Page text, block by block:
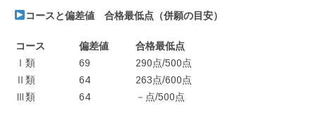
コースと偏差値 合格最低点（併願の目安）
コース 偏差値
合格最低点
Ⅰ類
69
290点/500点
Ⅱ類
64
263点/600点
Ⅲ類
64 －点/500点